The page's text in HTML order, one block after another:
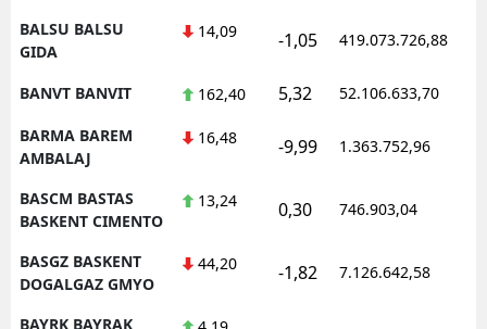
BALSU BALSU
GIDA
14,09 -1,05 419.073.726,88
BANVT BANVIT 162,40 5,32 52.106.633,70
BARMA BAREM
AMBALAJ
16,48 -9,99 1.363.752,96
BASCM BASTAS
BASKENT CIMENTO
13,24 0,30 746.903,04
BASGZ BASKENT
DOGALGAZ GMYO
44,20 -1,82 7.126.642,58
BAYRK BAYRAK